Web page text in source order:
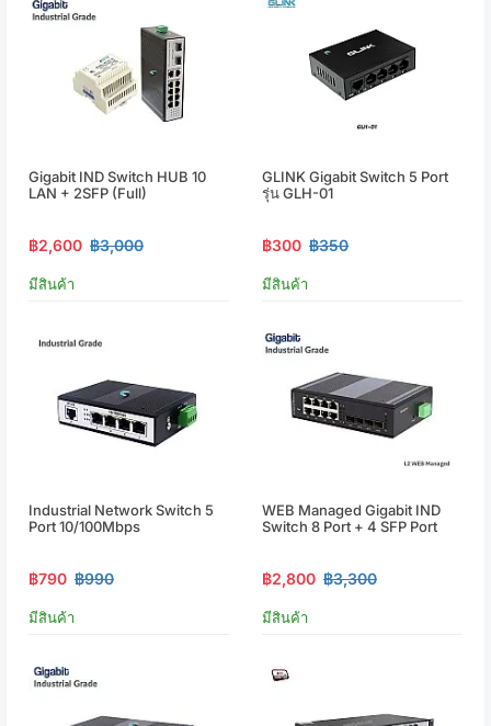
Gigabit IND Switch HUB 10
LAN + 2SFP (Full)
฿2,600 ฿3,000
มีสินค้า
GLINK Gigabit Switch 5 Port
รุ่น GLH-01
฿300 ฿350
มีสินค้า
Industrial Network Switch 5
Port 10/100Mbps
฿790 ฿990
มีสินค้า
WEB Managed Gigabit IND
Switch 8 Port + 4 SFP Port
฿2,800 ฿3,300
มีสินค้า